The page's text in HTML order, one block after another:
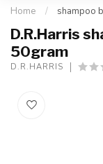
Home / shampoo
D.R.Harris
50gram
D.R.HARRIS